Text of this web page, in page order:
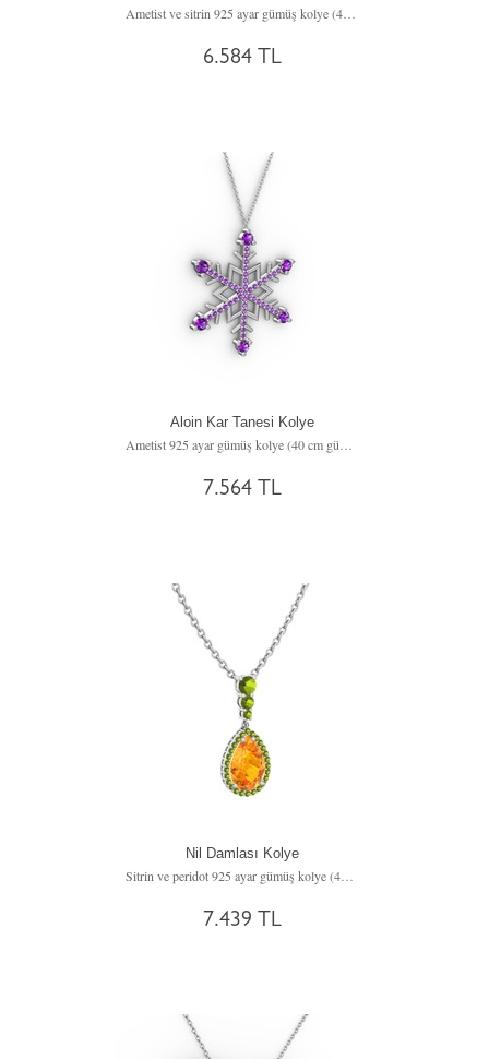
Ametist ve sitrin 925 ayar gümüş kolye (40 cm gümüş rolo zincir)
6.584 TL
Aloin Kar Tanesi Kolye
7.564 TL
Nil Damlası Kolye
Sitrin ve peridot 925 ayar gümüş kolye (40 cm gümüş rolo zincir)
7.439 TL